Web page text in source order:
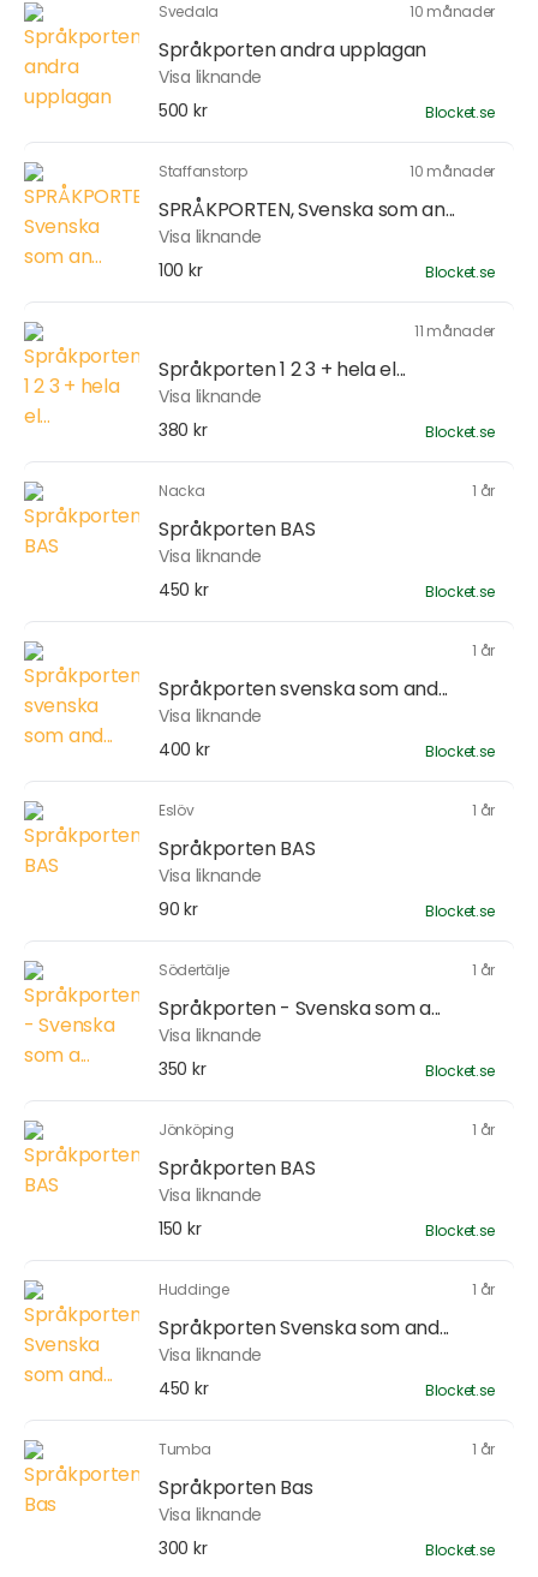
Svedala 10 månader
Språkporten andra upplagan
Visa liknande
500 kr
Blocket.se
Staffanstorp 10 månader
SPRÅKPORTEN, Svenska som an...
Visa liknande
100 kr
Blocket.se
11 månader
Språkporten 1 2 3 + hela el...
Visa liknande
380 kr
Blocket.se
Nacka 1 år
Språkporten BAS
Visa liknande
450 kr
Blocket.se
1 år
Språkporten svenska som and...
Visa liknande
400 kr
Blocket.se
Eslöv 1 år
Språkporten BAS
Visa liknande
90 kr
Blocket.se
Södertälje 1 år
Språkporten - Svenska som a...
Visa liknande
350 kr
Blocket.se
Jönköping 1 år
Språkporten BAS
Visa liknande
150 kr
Blocket.se
Huddinge 1 år
Språkporten Svenska som and...
Visa liknande
450 kr
Blocket.se
Tumba 1 år
Språkporten Bas
Visa liknande
300 kr
Blocket.se